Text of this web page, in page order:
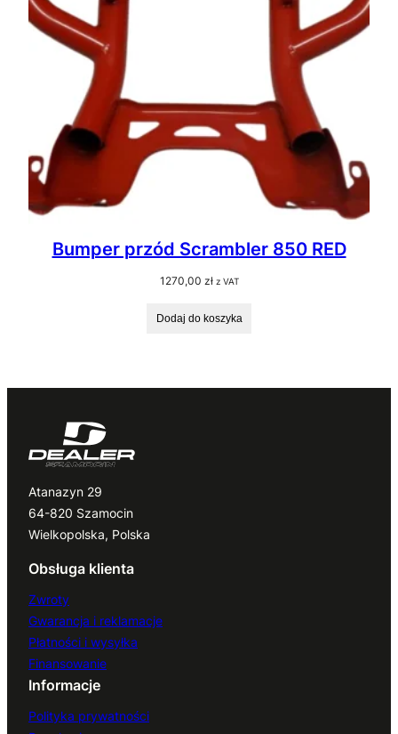
Bumper przód Scrambler 850 RED
1270,00 zł z VAT
Dodaj do koszyka
Atanazyn 29
64-820 Szamocin
Wielkopolska, Polska
Obsługa klienta
Zwroty
Gwarancja i reklamacje
Płatności i wysyłka
Finansowanie
Informacje
Polityka prywatności